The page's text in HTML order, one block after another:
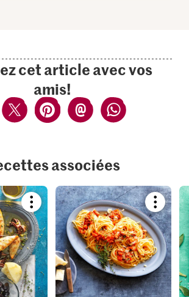
cet article avec vos
amis!
associées
Bookmark
recipe
or
add
it
to
your
collections.
recipe
or
add
it
to
your